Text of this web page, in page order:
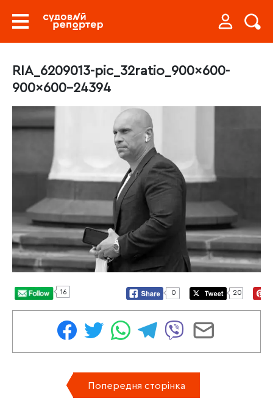
RIA_6209013-pic_32ratio_900x600-
900×600-24394
16 0 20
Попередня сторінка